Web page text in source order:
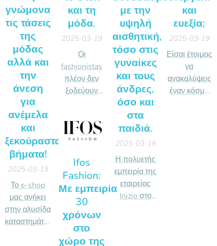
γνώμονα
τις τάσεις
της
μόδας
αλλά και
την
άνεση
για
ανέμελα
και
ξεκούραστα
βήματα!
2025-03-19
Το e-shop
μας ανήκει
στην αλυσίδα
καταστημάτων
και τη
μόδα.
2025-03-19
Οι
fashionistas
πλέον δεν
ξοδεύουν
αλλά
αποκτούν τα
trends από
το issue.gr,
ένα e-shop
που αξίζει να
επισκεφτείς
αν αγαπάς το
στυλ και τη
με την
υψηλή
αισθητική,
τόσο στις
γυναίκες
και τους
άνδρες,
όσο και
στα
παιδιά.
2025-03-19
Η πολυετής
εμπειρία της
εταιρείας
Inizio στο
και
ευεξία;
2025-03-19
Είσαι έτοιμος
να
ανακαλύψεις
έναν κόσμο
Ifos
Fashion:
Με εμπειρία
30
χρόνων
στο
χώρο της